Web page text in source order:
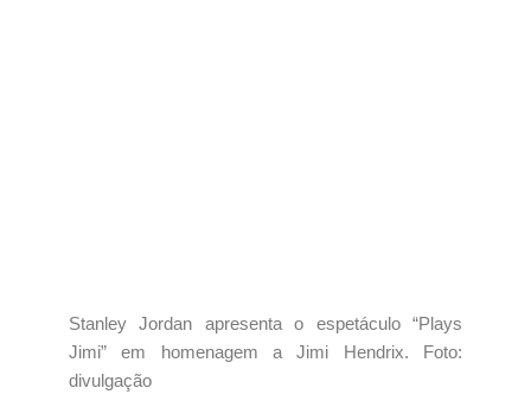
Stanley Jordan apresenta o espetáculo “Plays
Jimi” em homenagem a Jimi Hendrix. Foto:
divulgação